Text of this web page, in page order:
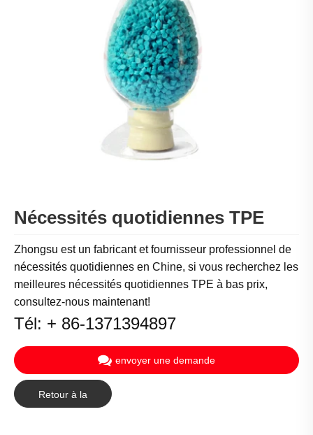
Nécessités quotidiennes TPE
Zhongsu est un fabricant et fournisseur professionnel de
nécessités quotidiennes en Chine, si vous recherchez les
meilleures nécessités quotidiennes TPE à bas prix,
consultez-nous maintenant!
Tél: + 86-1371394897
envoyer une demande
Retour à la